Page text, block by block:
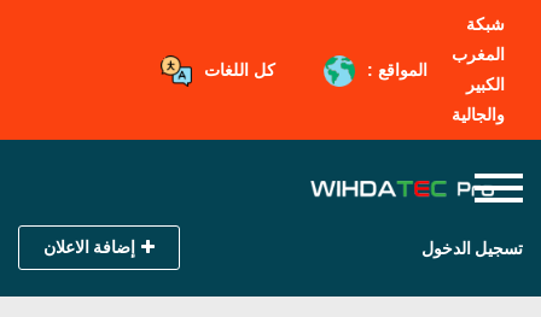
شبكة
المغرب
الكبير
والجالية
المواقع : كل اللغات
تسجيل الدخول إضافة الاعلان